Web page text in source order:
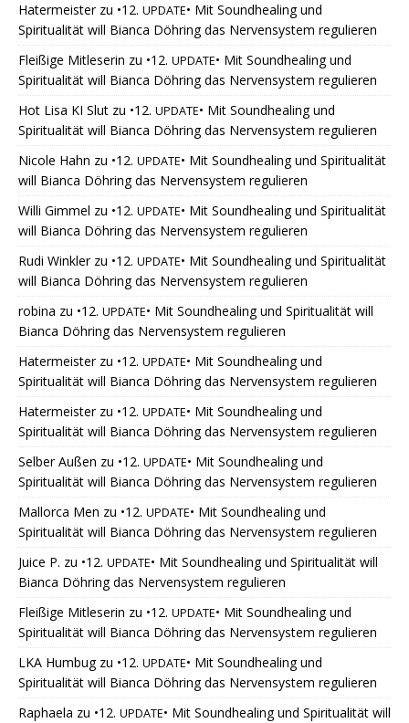
Hatermeisterzu •12. UPDATE• Mit Soundhealing und
Spiritualität will Bianca Döhring das Nervensystem regulieren
Fleißige Mitleserin zu •12. UPDATE• Mit Soundhealing und
Spiritualität will Bianca Döhring das Nervensystem regulieren
Hot Lisa KI Slut zu •12. UPDATE• Mit Soundhealing und
Spiritualität will Bianca Döhring das Nervensystem regulieren
Nicole Hahn zu •12. UPDATE• Mit Soundhealing und Spiritualität
will Bianca Döhring das Nervensystem regulieren
Willi Gimmel zu •12. UPDATE• Mit Soundhealing und Spiritualität
will Bianca Döhring das Nervensystem regulieren
Rudi Winklerzu •12. UPDATE• Mit Soundhealing und Spiritualität
will Bianca Döhring das Nervensystem regulieren
robina zu •12. UPDATE• Mit Soundhealing und Spiritualität will
Bianca Döhring das Nervensystem regulieren
Hatermeisterzu •12. UPDATE• Mit Soundhealing und
Spiritualität will Bianca Döhring das Nervensystem regulieren
Hatermeisterzu •12. UPDATE• Mit Soundhealing und
Spiritualität will Bianca Döhring das Nervensystem regulieren
Selber Außen zu •12. UPDATE• Mit Soundhealing und
Spiritualität will Bianca Döhring das Nervensystem regulieren
Mallorca Men zu •12. UPDATE• Mit Soundhealing und
Spiritualität will Bianca Döhring das Nervensystem regulieren
Juice P. zu •12. UPDATE• Mit Soundhealing und Spiritualität will
Bianca Döhring das Nervensystem regulieren
Fleißige Mitleserin zu •12. UPDATE• Mit Soundhealing und
Spiritualität will Bianca Döhring das Nervensystem regulieren
LKA Humbugzu •12. UPDATE• Mit Soundhealing und
Spiritualität will Bianca Döhring das Nervensystem regulieren
Raphaela zu •12. UPDATE• Mit Soundhealing und Spiritualität will